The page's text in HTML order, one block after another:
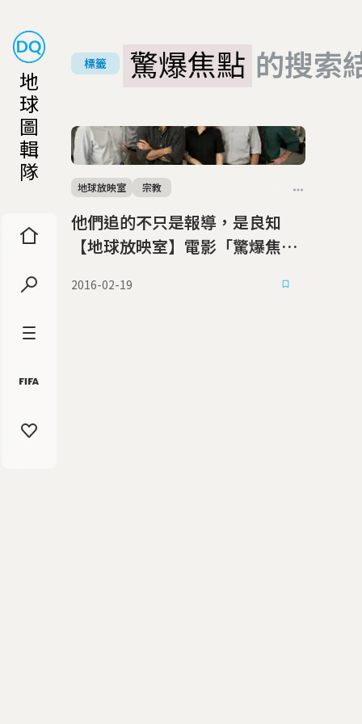
地
球
圖
輯
隊
標籤 驚爆焦點 的搜索
他們追的不只是報導，是良知
【地球放映室】電影「驚爆焦
地球放映室 宗教
2016-02-19